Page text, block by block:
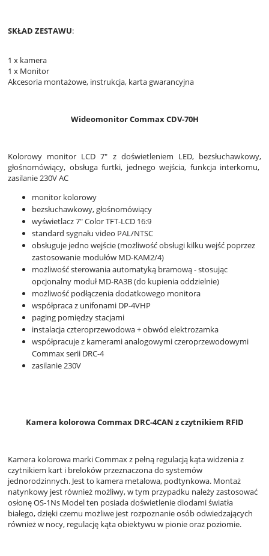
SKŁAD ZESTAWU:
1 x kamera
1 x Monitor
Akcesoria montażowe, instrukcja, karta gwarancyjna
Wideomonitor Commax CDV-70H
Kolorowy monitor LCD 7" z doświetleniem LED, bezsłuchawkowy,
głośnomówiący, obsługa furtki, jednego wejścia, funkcja interkomu,
zasilanie 230V AC
monitor kolorowy
bezsłuchawkowy, głośnomówiący
wyświetlacz 7" Color TFT-LCD 16:9
standard sygnału video PAL/NTSC
obsługuje jedno wejście (możliwość obsługi kilku wejść poprzez
zastosowanie modułów MD-KAM2/4)
możliwość sterowania automatyką bramową - stosując
opcjonalny moduł MD-RA3B (do kupienia oddzielnie)
możliwość podłączenia dodatkowego monitora
współpraca z unifonami DP-4VHP
paging pomiędzy stacjami
instalacja czteroprzewodowa + obwód elektrozamka
współpracuje z kamerami analogowymi czeroprzewodowymi
Commax serii DRC-4
zasilanie 230V
Kamera kolorowa Commax DRC-4CAN z czytnikiem RFID
Kamera kolorowa marki Commax z pełną regulacją kąta widzenia z
czytnikiem kart i breloków przeznaczona do systemów
jednorodzinnych. Jest to kamera metalowa, podtynkowa. Montaż
natynkowy jest również możliwy, w tym przypadku należy zastosować
osłonę OS-1Ns Model ten posiada doświetlenie diodami światła
białego, dzięki czemu możliwe jest rozpoznanie osób odwiedzających
również w nocy, regulację kąta obiektywu w pionie oraz poziomie.